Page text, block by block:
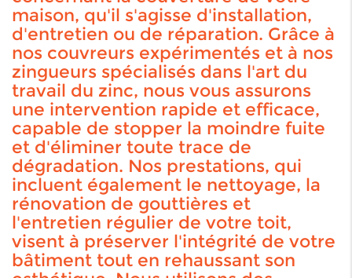
maison, qu'il s'agisse d'installation,
d'entretien ou de réparation. Grâce à
nos couvreurs expérimentés et à nos
zingueurs spécialisés dans l'art du
travail du zinc, nous vous assurons
une intervention rapide et efficace,
capable de stopper la moindre fuite
et d'éliminer toute trace de
dégradation. Nos prestations, qui
incluent également le nettoyage, la
rénovation de gouttières et
l'entretien régulier de votre toit,
visent à préserver l'intégrité de votre
bâtiment tout en rehaussant son